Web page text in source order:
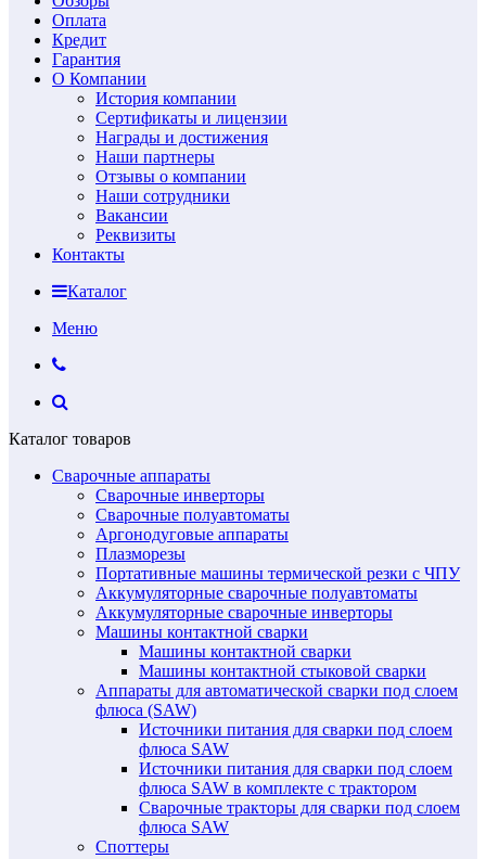
Оплата
Кредит
Гарантия
О Компании
История компании
Сертификаты и лицензии
Награды и достижения
Наши партнеры
Отзывы о компании
Наши сотрудники
Вакансии
Реквизиты
Контакты
Каталог
Меню
Каталог товаров
Сварочные аппараты
Сварочные инверторы
Сварочные полуавтоматы
Аргонодуговые аппараты
Плазморезы
Портативные машины термической резки с ЧПУ
Аккумуляторные сварочные полуавтоматы
Аккумуляторные сварочные инверторы
Машины контактной сварки
Машины контактной сварки
Машины контактной стыковой сварки
Аппараты для автоматической сварки под слоем
флюса (SAW)
Источники питания для сварки под слоем
флюса SAW
Источники питания для сварки под слоем
флюса SAW в комплекте с трактором
Сварочные тракторы для сварки под слоем
флюса SAW
Споттеры